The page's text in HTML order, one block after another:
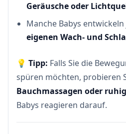
Geräusche oder
Manche Babys
eigenen Wach- und
💡 Tipp: Falls Sie die
spüren möchten, probieren
Bauchmassagen oder
Babys reagieren darauf.